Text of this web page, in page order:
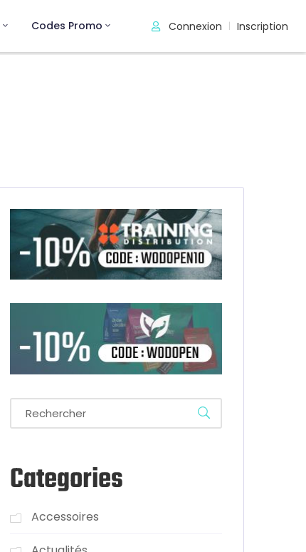
Codes Promo Connexion Inscription
Categories
Accessoires